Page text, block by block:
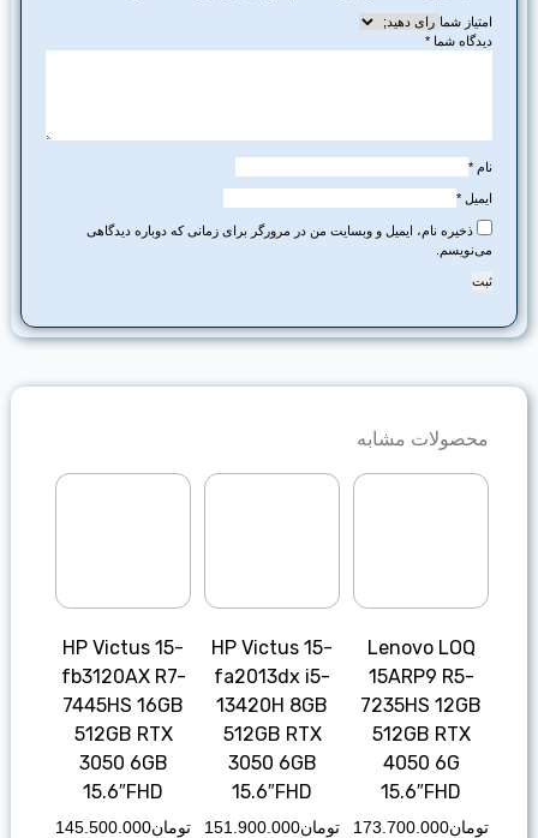
امتیاز شما
دیدگاه شما*
*
ذخیره نام، ایمیل و وبسایت من در مرورگر برای زمانی که دوباره دیدگاهی
می‌نویسم.
محصولات مشابه
Lenovo LOQ
15ARP9 R5-
7235HS 12GB
512GB RTX
4050 6G
15.6″FHD
تومان173.700.000
HP Victus 15-
fa2013dx i5-
13420H 8GB
512GB RTX
3050 6GB
15.6″FHD
تومان151.900.000
HP Victus 15-
fb3120AX R7-
7445HS 16GB
512GB RTX
3050 6GB
15.6″FHD
تومان145.500.000